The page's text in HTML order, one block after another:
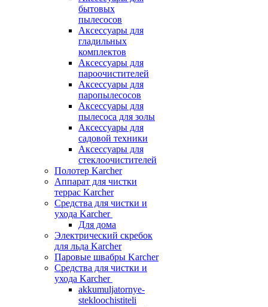
бытовых
пылесосов
Аксессуары для
гладильных
комплектов
Аксессуары для
пароочистителей
Аксессуары для
паропылесосов
Аксессуары для
пылесоса для золы
Аксессуары для
садовой техники
Аксессуары для
стеклоочистителей
Полотер Karcher
Аппарат для чистки
террас Karcher
Средства для чистки и
ухода Karcher
Для дома
Электрический скребок
для льда Karcher
Паровые швабры Karcher
Средства для чистки и
ухода Karcher
akkumuljatornye-
stekloochistiteli